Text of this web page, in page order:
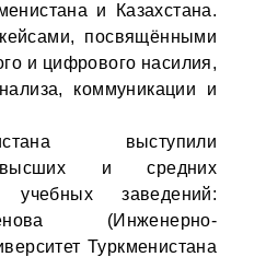
и Казахстана.
посвящёнными
и цифрового насилия,
коммуникации и
выступили
высших и средних
учебных заведений:
(Инженерно-
Туркменистана